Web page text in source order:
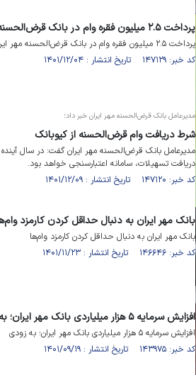
پرداخت ۲.۵ میلیون فقره وام در بانک قرض‌الحسنه مهر ایران
پرداخت ۲.۵ میلیون فقره وام در بانک قرض‌الحسنه مهر ایران
کد خبر: ۱۴۷۱۲۹ تاریخ انتشار : ۱۴۰۱/۱۲/۰۴
مدیرعامل بانک قرض‌الحسنه مهر ایران خبر داد؛
شرط دریافت وام قرض‌الحسنه از کیوبانک
مدیرعامل بانک قرض‌الحسنه مهر ایران گفت: در سال آینده
دریافت تسهیلات، سامانه اعتبارسنجی خواهد بود.
کد خبر: ۱۴۷۱۲۰ تاریخ انتشار : ۱۴۰۱/۱۲/۰۹
بانک مهر ایران به دنبال حداقل کردن کارمزد
بانک مهر ایران به دنبال حداقل کردن کارمزد وام‌ها
کد خبر: ۱۴۶۶۴۶ تاریخ انتشار : ۱۴۰۱/۱۱/۲۳
افزایش سرمایه ۵ هزار میلیاردی بانک مهر ایران؛ به زودی
افزایش سرمایه ۵ هزار میلیاردی بانک مهر ایران؛ به زودی
کد خبر: ۱۴۳۹۷۵ تاریخ انتشار : ۱۴۰۱/۰۹/۱۹